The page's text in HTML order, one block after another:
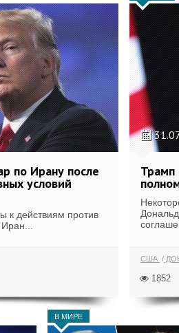
по Ирану после
условий
к действиям против
Трамп
США
1852
В МИРЕ